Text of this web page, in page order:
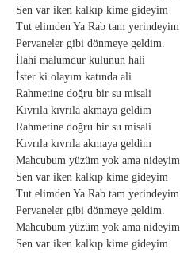
Sen var iken kalkıp kime gideyim
Tut elimden Ya Rab tam yerindeyim
Pervaneler gibi dönmeye geldim.
İlahi malumdur kulunun hali
İster ki olayım katında ali
Rahmetine doğru bir su misali
Kıvrıla kıvrıla akmaya geldim
Rahmetine doğru bir su misali
Kıvrıla kıvrıla akmaya geldim
Mahcubum yüzüm yok ama nideyim
Sen var iken kalkıp kime gideyim
Tut elimden Ya Rab tam yerindeyim
Pervaneler gibi dönmeye geldim.
Mahcubum yüzüm yok ama nideyim
Sen var iken kalkıp kime gideyim